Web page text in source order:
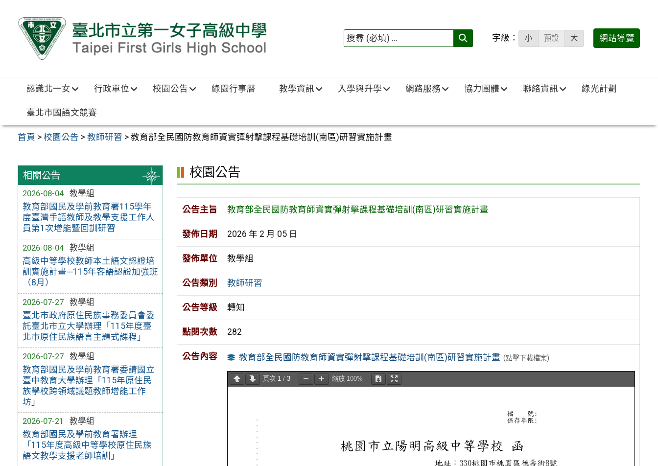
搜
填)：
字級： 小 預設 大 網站導覽
認識北一女 行政單位 校園公告 綠園行事曆 教學資訊 入學與升學 網路服務 協力團體 聯絡資訊 綠光計劃
臺北市國語文競賽
首頁 >校園公告 >教師研習 >教育部全民國防教育師資實彈射擊課程基礎培訓(南區)研習實施計畫
相關公告
2026-08-04
教學組
教育部國民及學前教育署115學年
度臺灣手語教師及教學支援工作人
員第1次增能暨回訓研習
2026-08-04
教學組
高級中等學校教師本土語文認證培
訓實施計畫─115年客語認證加強班
（8月）
2026-07-27
教學組
臺北市政府原住民族事務委員會委
託臺北市立大學辦理「115年度臺
北市原住民族語言主題式課程」
2026-07-27
教學組
教育部國民及學前教育署委請國立
臺中教育大學辦理「115年原住民
族學校跨領域議題教師增能工作
坊」
2026-07-21
教學組
教育部國民及學前教育署辦理
「115年度高級中等學校原住民族
語文教學支援老師培訓」
校園公告
公告主旨 教育部全民國防教育師資實彈射擊課程基礎培訓(南區)研習實施計畫
發佈日期 2026 年 2 月 05 日
發佈單位 教學組
公告類別 教師研習
公告等級 轉知
點閱次數 282
公告內容 教育部全民國防教育師資實彈射擊課程基礎培訓(南區)研習實施計畫 (點擊下載檔案)
頁次 1/ 3 縮放 100%